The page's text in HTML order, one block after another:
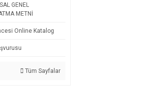
GENEL
METNİ
Online Katalog
Tüm Sayfalar